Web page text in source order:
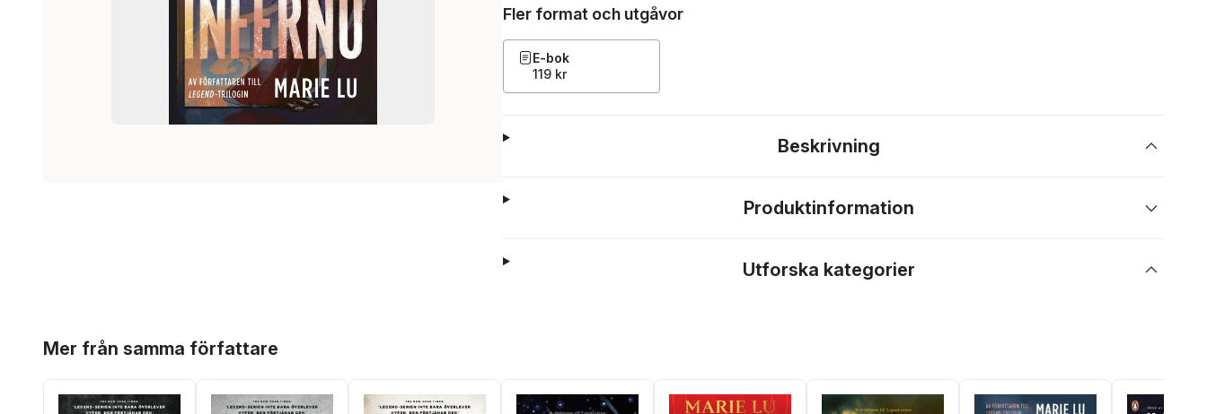
Fler format och utgåvor
E-bok
119 kr
Beskrivning
Produktinformation
Utforska kategorier
Mer från samma författare